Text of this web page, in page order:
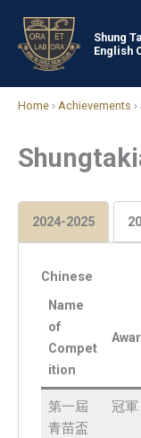
content
Shung
English
Home › Achievements ›
2024-2025
Chinese
Name
of
Compet
ition
第一屆
青苗盃
冠軍